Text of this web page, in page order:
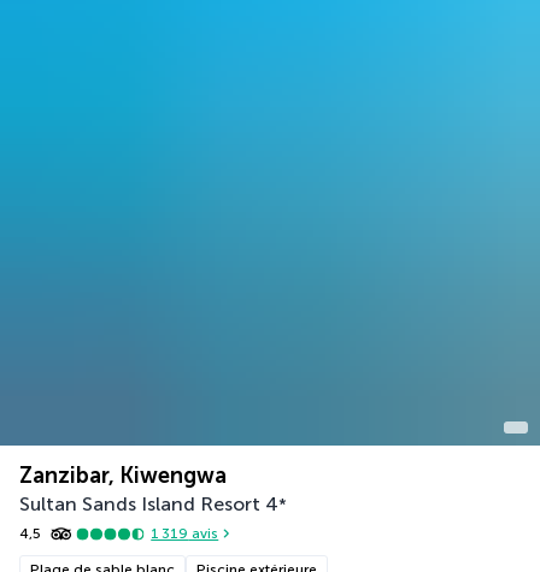
Zanzibar, Kiwengwa
Sultan Sands Island Resort 4*
4,5 1 319 avis